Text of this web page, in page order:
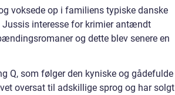
voksede op i familiens typiske danske
Jussis interesse for krimier antændt
og dette blev senere en
Q, som følger den kyniske og gådefulde
oversat til adskillige sprog og har solgt